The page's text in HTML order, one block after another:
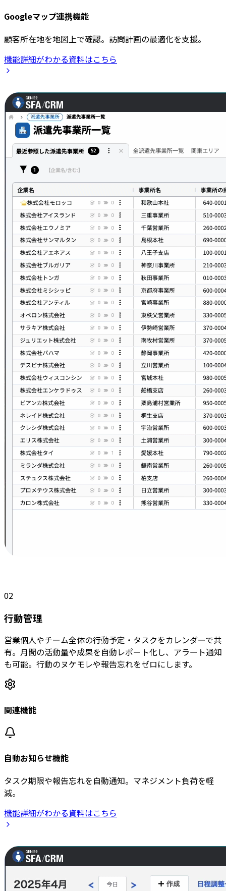
Googleマップ連携機能
顧客所在地を地図上で確認。訪問計画の最適化を支援。
機能詳細がわかる資料はこちら
02
行動管理
営業個人やチーム全体の行動予定・タスクをカレンダーで共
有。月間の活動量や成果を自動レポート化し、アラート通知
も可能。行動のヌケモレや報告忘れをゼロにします。
関連機能
自動お知らせ機能
タスク期限や報告忘れを自動通知。マネジメント負荷を軽
減。
機能詳細がわかる資料はこちら